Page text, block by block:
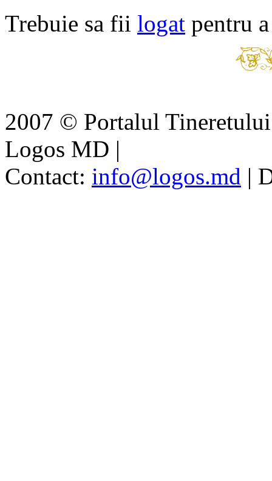
Trebuie sa fii logat pentru
2007 © Portalul
Logos MD |
Contact: info@logos.md |